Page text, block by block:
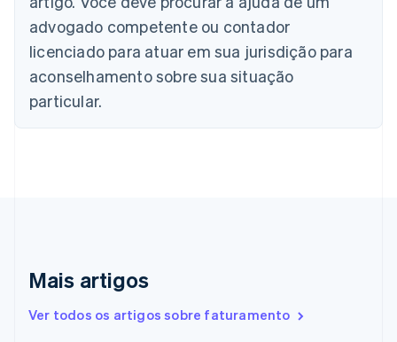
advogado competente ou contador
licenciado para atuar em sua jurisdição para
aconselhamento sobre sua situação
particular.
Mais artigos
Ver todos os artigos sobre faturamento
Bulgária
English
Canadá
China continental
简体中文English
Eslováquia
English
EnglishItaliano